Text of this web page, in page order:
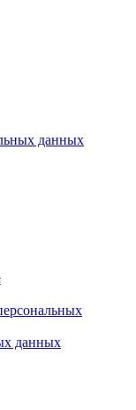
данных
данных